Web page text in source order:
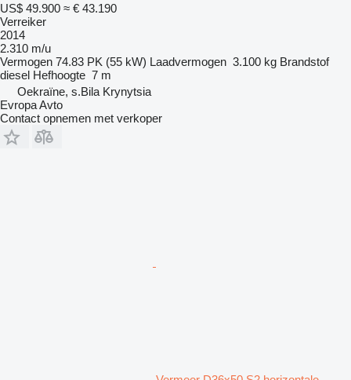
US$ 49.900 ≈ € 43.190
Verreiker
2014
2.310 m/u
Vermogen 74.83 PK (55 kW) Laadvermogen 3.100 kg Brandstof
diesel Hefhoogte 7 m
Oekraïne, s.Bila Krynytsia
Evropa Avto
Contact opnemen met verkoper